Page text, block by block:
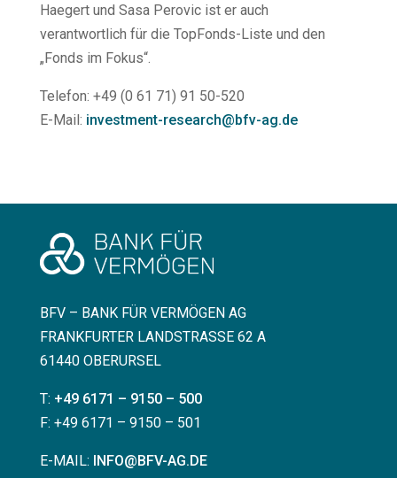
Haegert und Sasa Perovic ist er auch
verantwortlich für die TopFonds-Liste und den
„Fonds im Fokus“.
Telefon: +49 (0 61 71) 91 50-520
E-Mail: investment-research@bfv-ag.de
BFV – BANK FÜR VERMÖGEN AG
FRANKFURTER LANDSTRASSE 62 A
61440 OBERURSEL
T: +49 6171 – 9150 – 500
F: +49 6171 – 9150 – 501
E-MAIL: INFO@BFV-AG.DE